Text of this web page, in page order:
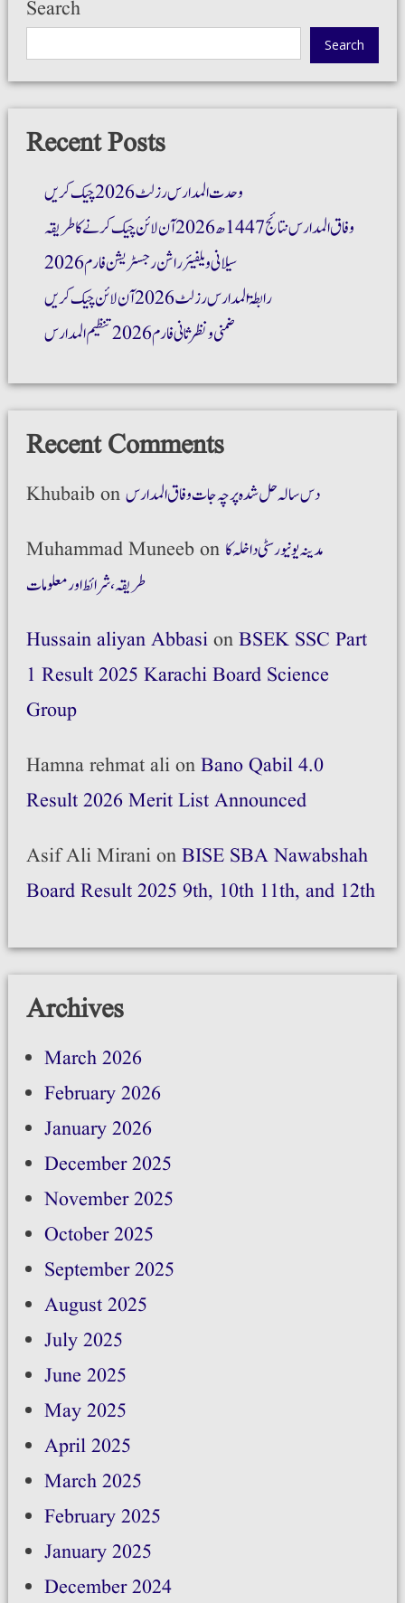
Search
Search
Recent Posts
وحدت المدارس رزلٹ 2026 چیک کریں
وفاق المدارس نتائج 1447ھ 2026 آن لائن چیک کرنے کا طریقہ
سیلانی ویلفیئر راشن رجسٹریشن فارم 2026
رابطۃ المدارس رزلٹ 2026 آن لائن چیک کریں
ضمنی و نظر ثانی فارم 2026 تنظیم المدارس
Recent Comments
Khubaibonدس سالہ حل شدہ پرچہ جات وفاق المدارس
Muhammad Muneebon مدینہ یونیورسٹی داخلہ کا
طریقہ،شرائط اور معلومات
Hussain aliyan AbbasionBSEK SSC Part
1 Result 2025 Karachi Board Science
Group
Hamna rehmat alionBano Qabil 4.0
Result 2026 Merit List Announced
Asif Ali MiranionBISE SBA Nawabshah
Board Result 2025 9th, 10th 11th, and 12th
Archives
March 2026
February 2026
January 2026
December 2025
November 2025
October 2025
September 2025
August 2025
July 2025
June 2025
May 2025
April 2025
March 2025
February 2025
January 2025
December 2024